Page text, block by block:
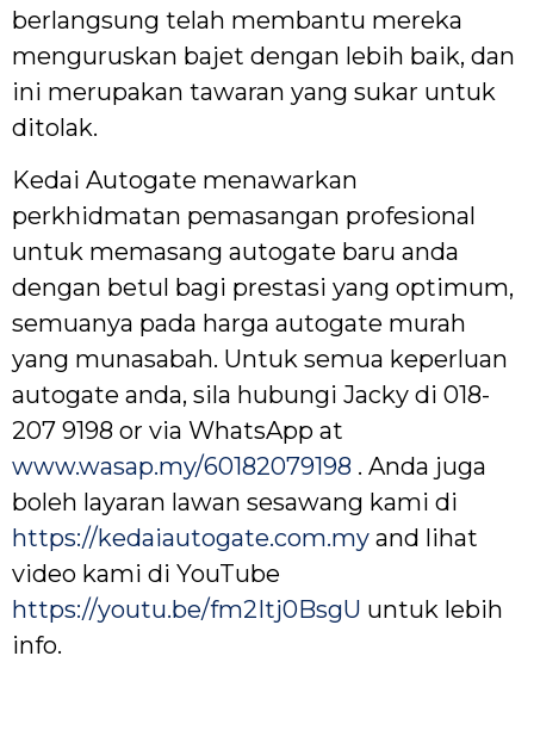
berlangsung telah membantu mereka
menguruskan bajet dengan lebih baik, dan
ini merupakan tawaran yang sukar untuk
ditolak.
Kedai Autogate menawarkan
perkhidmatan pemasangan profesional
untuk memasang autogate baru anda
dengan betul bagi prestasi yang optimum,
semuanya pada harga autogate murah
yang munasabah. Untuk semua keperluan
autogate anda, sila hubungi Jacky di 018-
207 9198 or via WhatsApp at
www.wasap.my/60182079198 . Anda juga
boleh layaran lawan sesawang kami di
https://kedaiautogate.com.my and lihat
video kami di YouTube
https://youtu.be/fm2Itj0BsgU untuk lebih
info.